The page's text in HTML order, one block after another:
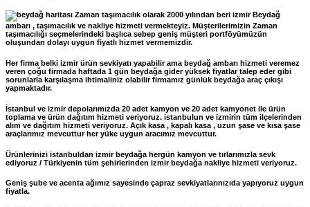
Zaman taşımacılık olarak 2000 yılından beri izmir Beydağ
ambarı , taşımacılık ve nakliye hizmeti vermekteyiz. Müşterilerimizin Zaman
taşımacılığı seçmelerindeki başlıca sebep geniş müşteri portföyümüzün
oluşundan dolayı uygun fiyatlı hizmet vermemizdir.
Her firma belki izmir ürün sevkiyatı yapabilir ama beydağ ambarı hizmeti veremez
veren çoğu firmada haftada 1 gün beydağa gider yüksek fiyatlar talep eder gibi
sorunlarla karşılaşma ihtimaliniz olabilir firmamız günlük beydağa araç çıkışı
yapmaktadır.
İstanbul ve izmir depolarımızda 20 adet kamyon ve 20 adet kamyonet ile ürün
toplama ve ürün dağıtım hizmeti veriyoruz. istanbulun ve izmirin tüm ilçelerinden
alım ve dağıtım hizmeti veriyoruz. Açık kasa , kapalı kasa , uzun şase ve kısa şase
araçlarımız mevcuttur her yüke uygun aracımız mevcuttur.
Ürünlerinizi istanbuldan izmir beydağa hergün kamyon ve tırlarımızla sevk
ediyoruz / Türkiyenin tüm şehirlerinden izmir beydağa nakliye hizmeti veriyoruz.
Geniş şube ve acenta ağımız sayesinde çapraz sevkiyatlarınızıda yapıyoruz uygun
fiyatla.